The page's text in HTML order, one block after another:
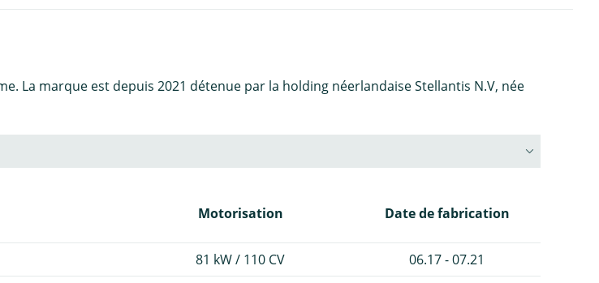
La marque est depuis 2021 détenue par la holding néerlandaise Stellantis N.V, née
Motorisation Date de fabrication
81 kW / 110 CV 06.17 - 07.21